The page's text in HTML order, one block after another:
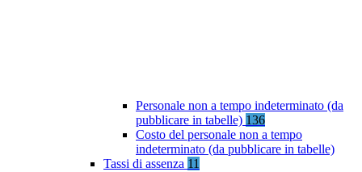
Personale non a tempo indeterminato (da
pubblicare in tabelle) 136
Costo del personale non a tempo
indeterminato (da pubblicare in tabelle)
Tassi di assenza 11